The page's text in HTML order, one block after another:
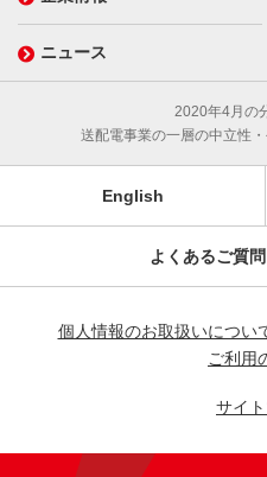
ニュース
2020年4月の
送配電事業の一層の中立性
English
よくあるご質
個人情報のお取扱いについ
ご利用
サイ